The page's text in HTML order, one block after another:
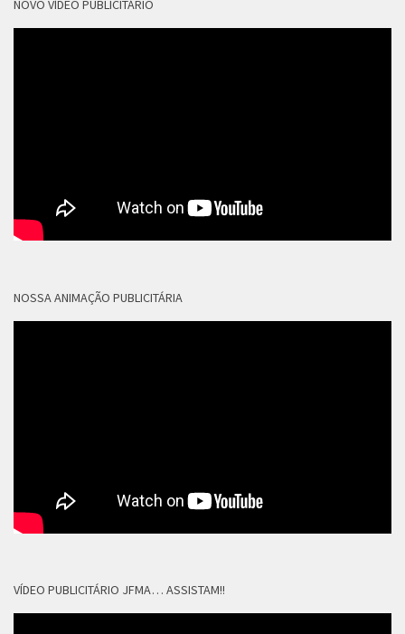
NOVO VÍDEO PUBLICITÁRIO
NOSSA ANIMAÇÃO PUBLICITÁRIA
VÍDEO PUBLICITÁRIO JFMA… ASSISTAM!!